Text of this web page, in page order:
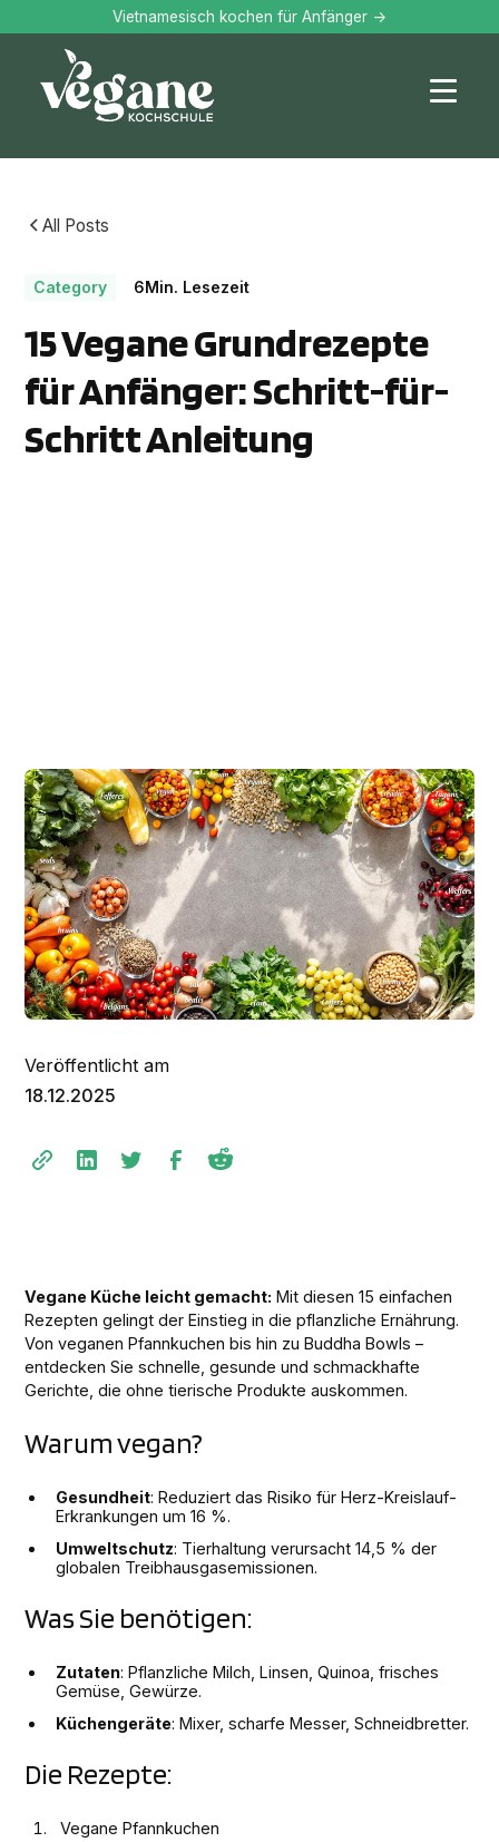
Vietnamesisch kochen für Anfänger ->
All Posts
Category 6Min. Lesezeit
15 Vegane Grundrezepte
für Anfänger: Schritt-für-
Schritt Anleitung
Veröffentlicht am
18.12.2025
Vegane Küche leicht gemacht: Mit diesen 15 einfachen
Rezepten gelingt der Einstieg in die pflanzliche Ernährung.
Von veganen Pfannkuchen bis hin zu Buddha Bowls –
entdecken Sie schnelle, gesunde und schmackhafte
Gerichte, die ohne tierische Produkte auskommen.
Warum vegan?
Gesundheit: Reduziert das Risiko für Herz-Kreislauf-
Erkrankungen um 16 %.
Umweltschutz: Tierhaltung verursacht 14,5 % der
globalen Treibhausgasemissionen.
Was Sie benötigen:
Zutaten: Pflanzliche Milch, Linsen, Quinoa, frisches
Gemüse, Gewürze.
Küchengeräte: Mixer, scharfe Messer, Schneidbretter.
Die Rezepte:
Vegane Pfannkuchen